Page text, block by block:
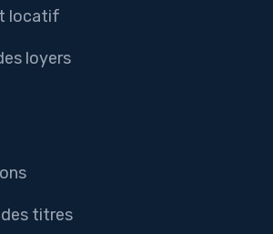
locatif
loyers
titres